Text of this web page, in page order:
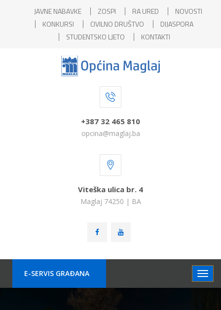
JAVNE NABAVKE ZOSPI RA URED
NOVOSTI
KONKURSI
CIVILNO DRUŠTVO
DIJASPORA
STUDENTSKO LJETO
KONTAKTI
+387 32 465 810
opcina@maglaj.ba
Viteška ulica br. 4
Maglaj 74250 | BA
E-SERVIS GRAÐANA